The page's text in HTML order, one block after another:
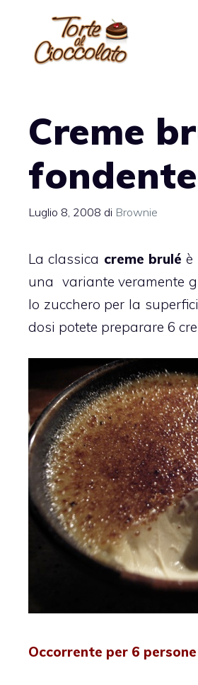
contenuto
Creme
fondente
Luglio 8, 2008 di Brownie
La classica creme brulé è
una variante veramente
lo zucchero per la
dosi potete preparare 6
Occorrente per 6 persone